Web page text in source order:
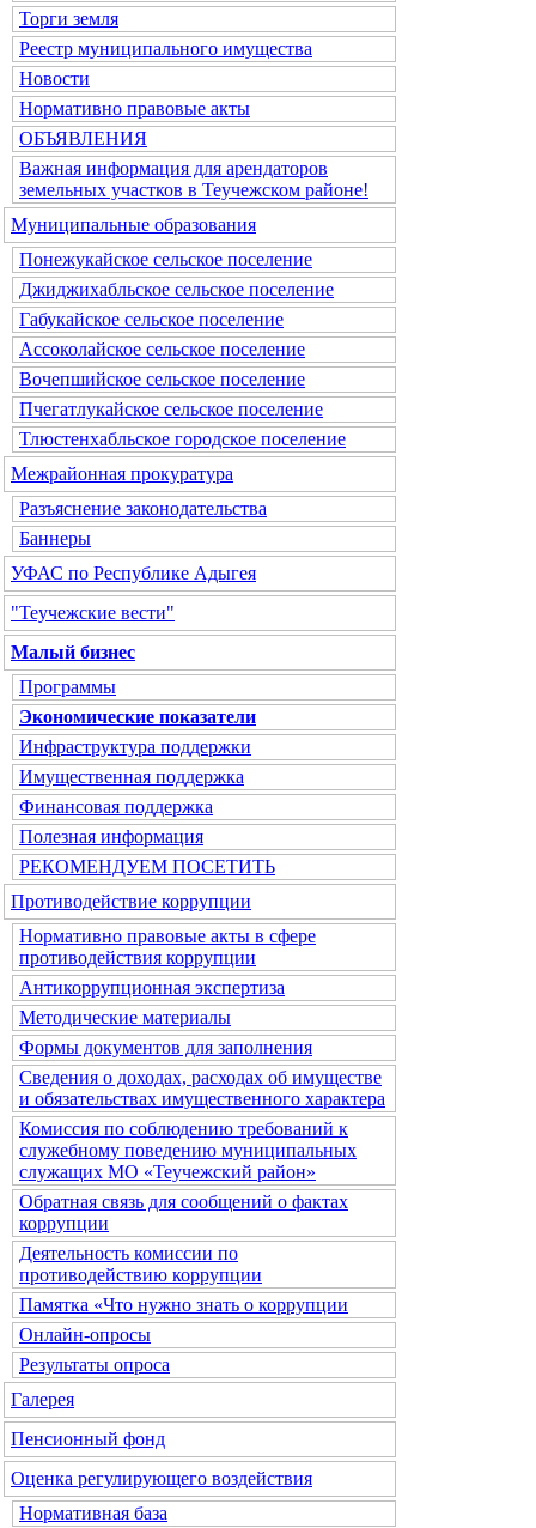
Торги земля
Реестр муниципального имущества
Новости
Нормативно правовые акты
ОБЪЯВЛЕНИЯ
Важная информация для арендаторов
земельных участков в Теучежском районе!
Муниципальные образования
Понежукайское сельское поселение
Джиджихабльское сельское поселение
Габукайское сельское поселение
Ассоколайское сельское поселение
Вочепшийское сельское поселение
Пчегатлукайское сельское поселение
Тлюстенхабльское городское поселение
Межрайонная прокуратура
Разъяснение законодательства
Баннеры
УФАС по Республике Адыгея
"Теучежские вести"
Малый бизнес
Программы
Экономические показатели
Инфраструктура поддержки
Имущественная поддержка
Финансовая поддержка
Полезная информация
РЕКОМЕНДУЕМ ПОСЕТИТЬ
Противодействие коррупции
Нормативно правовые акты в сфере
противодействия коррупции
Антикоррупционная экспертиза
Методические материалы
Формы документов для заполнения
Сведения о доходах, расходах об имуществе
и обязательствах имущественного характера
Комиссия по соблюдению требований к
служебному поведению муниципальных
служащих МО «Теучежский район»
Обратная связь для сообщений о фактах
коррупции
Деятельность комиссии по
противодействию коррупции
Памятка «Что нужно знать о коррупции
Онлайн-опросы
Результаты опроса
Галерея
Пенсионный фонд
Оценка регулирующего воздействия
Нормативная база